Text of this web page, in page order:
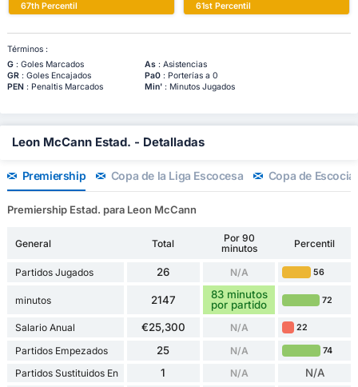
67th Percentil
61st Percentil
Términos :
G: Goles Marcados As: Asistencias
GR: Goles Encajados Pa0: Porterías a 0
PEN : Penaltis Marcados Min': Minutos Jugados
Leon McCann Estad. - Detalladas
Premiership Copa de la Liga Escocesa Copa de Escocia
Premiership Estad. para Leon McCann
General Total
Por 90
minutos
Percentil
Partidos Jugados 26 N/A 56
minutos 2147
83 minutos
por partido
72
Salario Anual €25,300 N/A 22
Partidos Empezados 25 N/A 74
Partidos Sustituidos En 1 N/A N/A